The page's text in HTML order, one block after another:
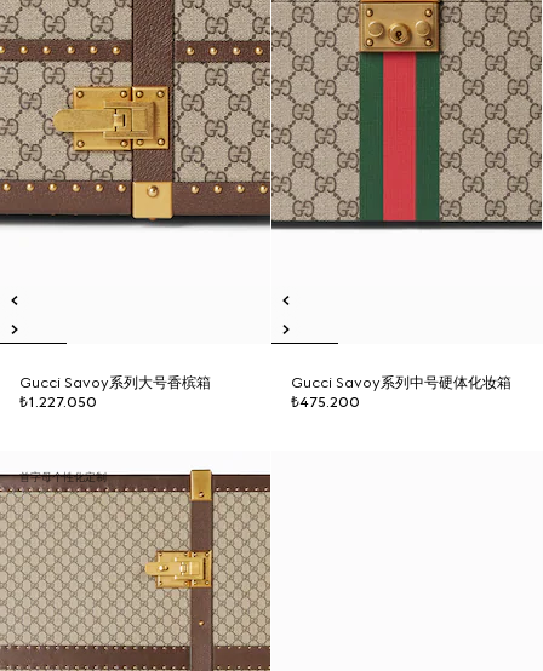
Gucci Savoy系列大号香槟箱
₺1.227.050
Gucci Savoy系列中号硬体化妆箱
₺475.200
首字母个性化定制